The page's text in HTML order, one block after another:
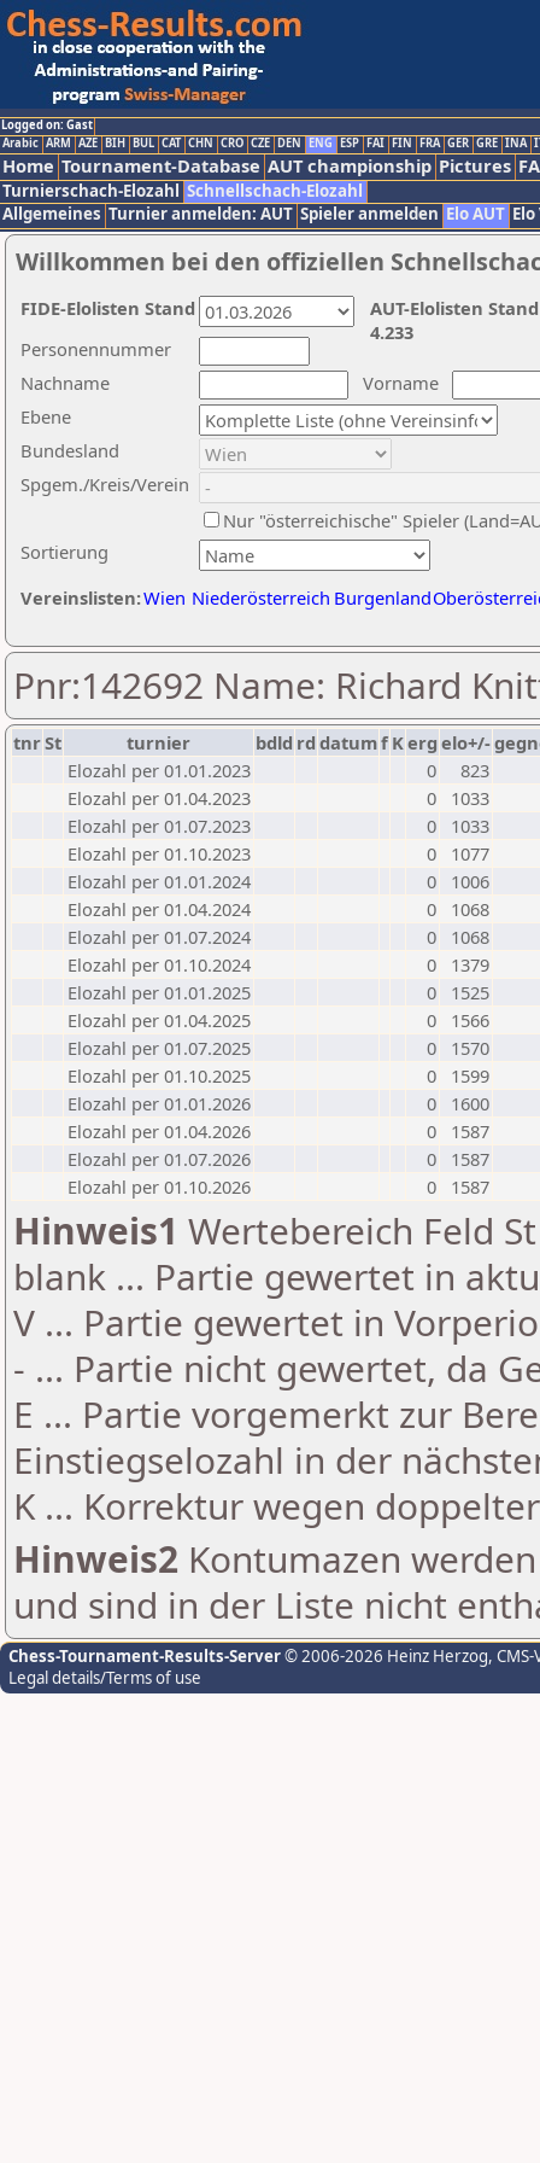
Logged on: Gast
Arabic ARM AZE BIH BUL CAT CHN CRO CZE DEN ENG ESP FAI FIN FRA GER GRE INA
Home Tournament-Database AUT championship Pictures
Turnierschach-Elozahl Schnellschach-Elozahl
Allgemeines Turnier anmelden: AUT Spieler anmelden Elo AUT
Willkommen bei den offiziellen
Nachname
Vorname
Ebene
Sortierung
Personennummer
Bundesland
Spgem./Kreis/Verein
Nur "österreichische" Spieler
Vereinslisten:Wien Niederösterreich Burgenland
AUT-Elolisten
4.233
FIDE-Elolisten Stand
Pnr:142692 Name: Richard
tnrSt turnier bdld rd datumf Kerg elo+/-
Elozahl per 01.01.2023
0
823
Elozahl per 01.04.2023
0
1033
Elozahl per 01.07.2023
0
1033
Elozahl per 01.10.2023
0
1077
Elozahl per 01.01.2024
0
1006
Elozahl per 01.04.2024
0
1068
Elozahl per 01.07.2024
0
1068
Elozahl per 01.10.2024
0
1379
Elozahl per 01.01.2025
0
1525
Elozahl per 01.04.2025
0
1566
Elozahl per 01.07.2025
0
1570
Elozahl per 01.10.2025
0
1599
Elozahl per 01.01.2026
0
1600
Elozahl per 01.04.2026
0
1587
Elozahl per 01.07.2026
0
1587
Elozahl per 01.10.2026
0 1587
Hinweis1 Wertebereich Feld
blank ... Partie gewertet in
V ... Partie gewertet in
- ... Partie nicht gewertet, da
E ... Partie vorgemerkt zur
Einstiegselozahl in der
K ... Korrektur wegen
Hinweis2 Kontumazen
und sind in der Liste nicht
Chess-Tournament-Results-Server© 2006-2026 Heinz Herzog,
Legal details/Terms of use